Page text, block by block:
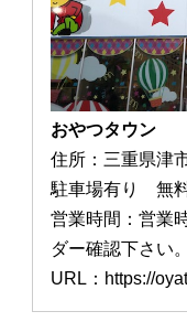
おやつタウン
住所：三重県津
駐車場有り 無
営業時間：営業
ダー確認下さい。
URL：https://